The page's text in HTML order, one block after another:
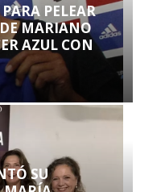
PELEAR
MARIANO
AZUL CON
SU